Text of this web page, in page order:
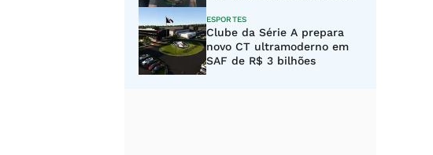
ESPORTES
Clube da Série A prepara
novo CT ultramoderno em
SAF de R$ 3 bilhões